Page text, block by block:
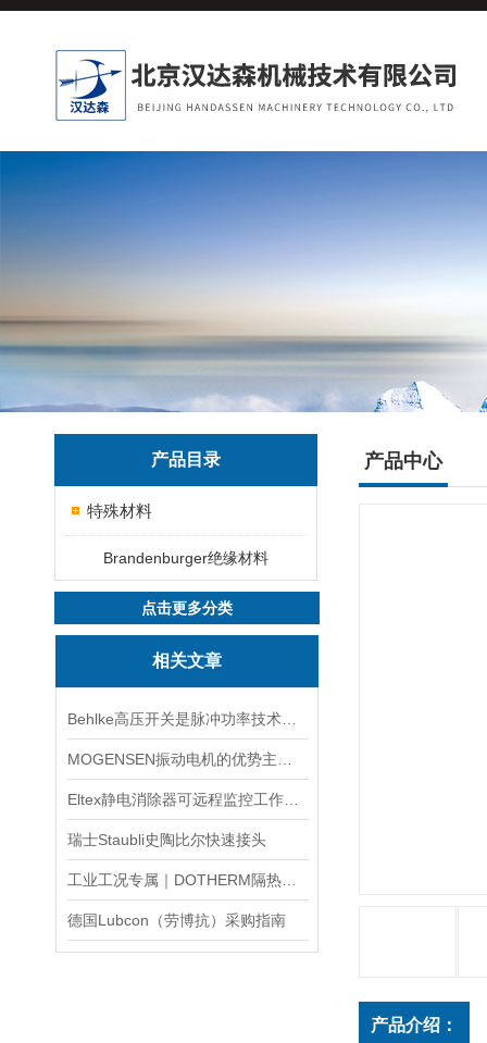
产品目录
特殊材料
Brandenburger绝缘材料
点击更多分类
相关文章
瑞士Staubli史陶比尔快速接头
德国Lubcon（劳博抗）采购指南
产品中心
产品介绍：